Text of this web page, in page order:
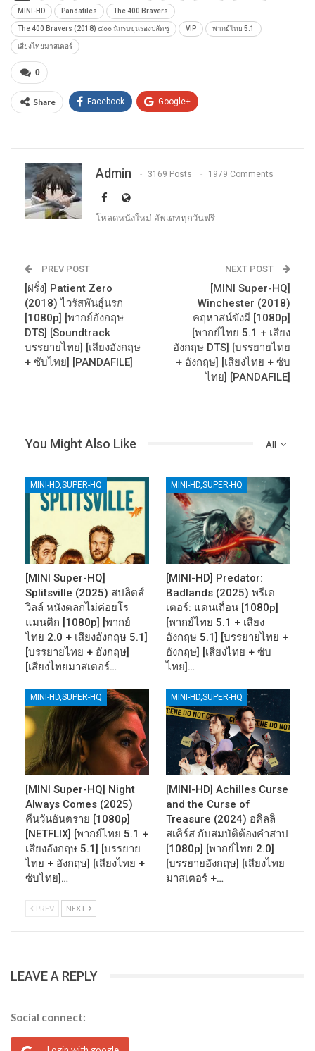
MINI-HD Pandafiles The 400 Bravers
The 400 Bravers (2018) ๔๐๐ นักรบขุนรองปลัดชู VIP พากย์ไทย 5.1
เสียงไทยมาสเตอร์
0
Share Facebook Google+
Admin 3169 Posts 1979 Comments
โหลดหนังใหม่ อัพเดททุกวันฟรี
PREV POST
[ฝรั่ง] Patient Zero
(2018) ไวรัสพันธุ์นรก
[1080p] [พากย์อังกฤษ
DTS] [Soundtrack
บรรยายไทย] [เสียงอังกฤษ
+ ซับไทย] [PANDAFILE]
NEXT POST
[MINI Super-HQ]
Winchester (2018)
คฤหาสน์ขังผี [1080p]
[พากย์ไทย 5.1 + เสียง
อังกฤษ DTS] [บรรยายไทย
+ อังกฤษ] [เสียงไทย + ซับ
ไทย] [PANDAFILE]
All
You Might Also Like
MINI-HD,SUPER-HQ
[MINI Super-HQ]
Splitsville (2025) สปลิตส์
วิลล์ หนังตลกไม่ค่อยโร
แมนติก [1080p] [พากย์
ไทย 2.0 + เสียงอังกฤษ 5.1]
[บรรยายไทย + อังกฤษ]
[เสียงไทยมาสเตอร์…
MINI-HD,SUPER-HQ
[MINI-HD] Predator:
Badlands (2025) พรีเด
เตอร์: แดนเถื่อน [1080p]
[พากย์ไทย 5.1 + เสียง
อังกฤษ 5.1] [บรรยายไทย +
อังกฤษ] [เสียงไทย + ซับ
ไทย]…
MINI-HD,SUPER-HQ
[MINI Super-HQ] Night
Always Comes (2025)
คืนวันอันตราย [1080p]
[NETFLIX] [พากย์ไทย 5.1 +
เสียงอังกฤษ 5.1] [บรรยาย
ไทย + อังกฤษ] [เสียงไทย +
ซับไทย]…
MINI-HD,SUPER-HQ
[MINI-HD] Achilles Curse
and the Curse of
Treasure (2024) อคิลลิ
สเคิร์ส กับสมบัติต้องคำสาป
[1080p] [พากย์ไทย 2.0]
[บรรยายอังกฤษ] [เสียงไทย
มาสเตอร์ +…
PREV NEXT
LEAVE A REPLY
Social connect: